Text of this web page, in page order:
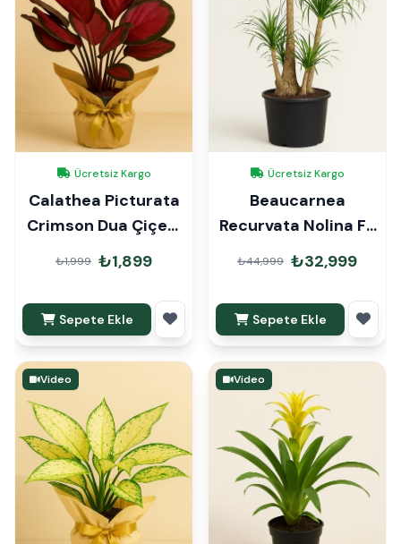
Ücretsiz Kargo
Calathea Picturata
Crimson Dua Çiçeği
Hediye Paketli
₺1,999 ₺1,899
Sepete Ekle
Ücretsiz Kargo
Beaucarnea
Recurvata Nolina Fil
Ayağı 150cm
₺44,999 ₺32,999
Sepete Ekle
Video Video